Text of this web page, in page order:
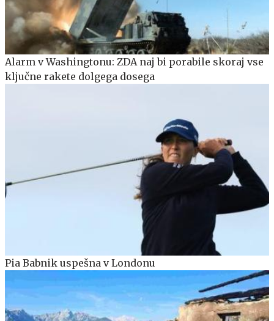
Alarm v Washingtonu: ZDA naj bi porabile skoraj vse
ključne rakete dolgega dosega
Pia Babnik uspešna v Londonu